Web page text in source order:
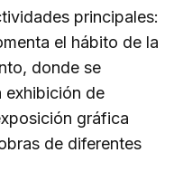
principales:
el hábito de la
donde se
exhibición de
gráfica
de diferentes